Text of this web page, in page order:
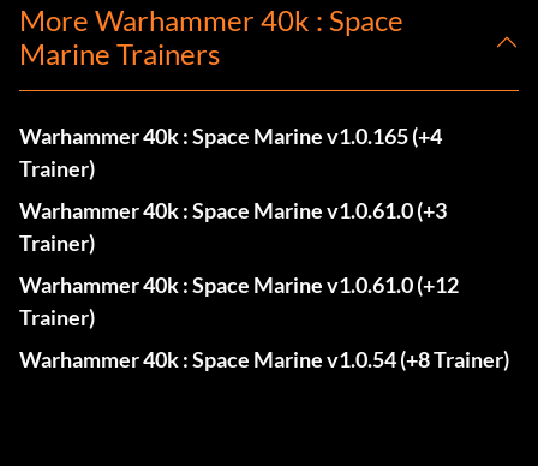
More Warhammer 40k : Space
Marine Trainers
Warhammer 40k : Space Marine v1.0.165 (+4
Trainer)
Warhammer 40k : Space Marine v1.0.61.0 (+3
Trainer)
Warhammer 40k : Space Marine v1.0.61.0 (+12
Trainer)
Warhammer 40k : Space Marine v1.0.54 (+8 Trainer)